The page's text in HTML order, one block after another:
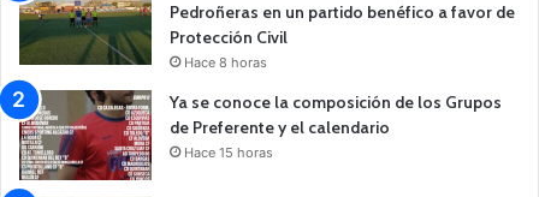
Pedroñeras en un partido benéfico a favor de
Protección Civil
Hace 8 horas
Ya se conoce la composición de los Grupos
de Preferente y el calendario
Hace 15 horas